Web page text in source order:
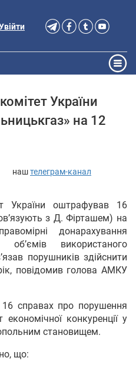
України
на 12
наштелеграм-канал
України оштрафував 16
з Д. Фірташем) на
донарахування
використаного
порушників здійснити
повідомив голова АМКУ
справах про порушення
конкуренції у
становищем.
що: